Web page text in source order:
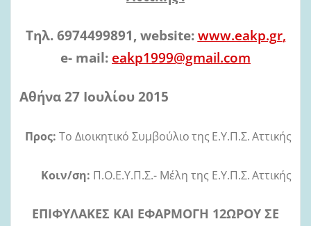
Τηλ. 6974499891, website: www.eakp.gr,
e- mail: eakp1999@gmail.com
Αθήνα 27 Ιουλίου 2015
Προς: Το Διοικητικό Συμβούλιοτης Ε.Υ.Π.Σ.Αττικής
Κοιν/ση: Π.Ο.Ε.Υ.Π.Σ.- Μέλη της Ε.Υ.Π.Σ.Αττικής
ΕΠΙΦΥΛΑΚΕΣ ΚΑΙ ΕΦΑΡΜΟΓΗ 12ΩΡΟΥ ΣΕ